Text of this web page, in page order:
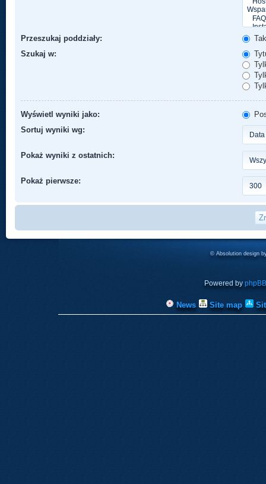
Przeszukaj poddziały:
Szukaj w:
Wyświetl wyniki jako:
Sortuj wyniki wg:
Pokaż wyniki z ostatnich:
Pokaż pierwsze:
© Absolution design
Powered by phpBB
News Site map